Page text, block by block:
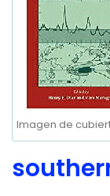
Imagen de